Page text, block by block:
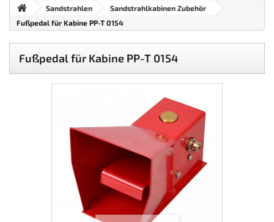
Sandstrahlen
Sandstrahlkabinen Zubehör
Fußpedal für Kabine PP-T 0154
Fußpedal für Kabine PP-T 0154